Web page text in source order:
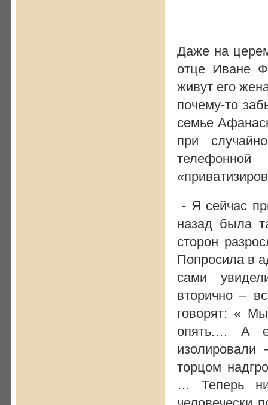
Даже на
отце Иване
живут его
почему-то
семье
при
- Я сейчас
назад была
сторон
Попросила в
сами
вторично –
говорят: «
опять.… А
торцом
… Теперь